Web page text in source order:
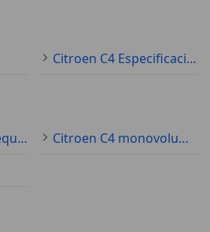
Citroen C4 Especificaciones técnicas
Citroen C4 coche pequeño
Citroen C4 monovolumen